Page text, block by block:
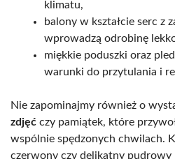
klimatu,
balony w kształcie serc z
wprowadzą odrobinę
miękkie poduszki oraz
warunki do przytulania i
Nie zapominajmy również o
zdjęć czy pamiątek, które
wspólnie spędzonych chwilach.
czerwony czy delikatny